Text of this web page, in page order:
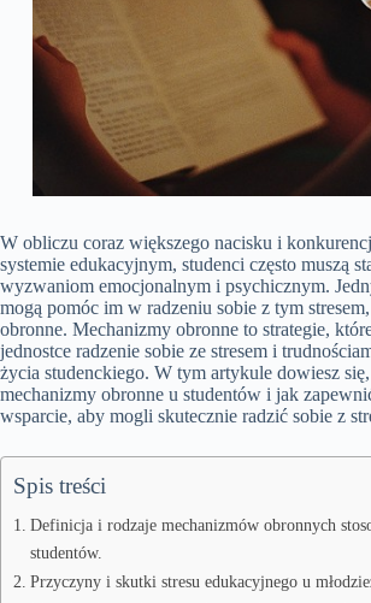
W obliczu coraz większego nacisku i
systemie edukacyjnym, studenci często muszą
wyzwaniom emocjonalnym i psychicznym.
mogą pomóc im w radzeniu sobie z tym
obronne. Mechanizmy obronne to strategie,
jednostce radzenie sobie ze stresem i
życia studenckiego. W tym artykule dowiesz
mechanizmy obronne u studentów i jak
wsparcie, aby mogli skutecznie radzić sobie z
Spis treści
Definicja i rodzaje mechanizmów obronnych
studentów.
Przyczyny i skutki stresu edukacyjnego u